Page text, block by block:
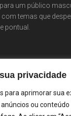
privacidade
para aprimorar sua
ou
um público
temas que
pontual.